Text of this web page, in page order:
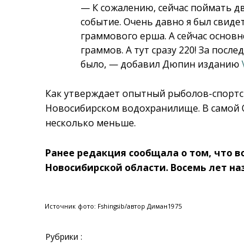
— К сожалению, сейчас поймать
событие. Очень давно я был
граммового ерша. А сейчас
граммов. А тут сразу 220! За
было, — добавил Дюпин изданию
Как утверждает опытный рыболов-
Новосибирском водохранилище. В
несколько меньше.
Ранее редакция сообщала о том, что
Новосибирской области. Восемь лет
Источник фото: Fshingsib/автор Диман1975
Рубрики :